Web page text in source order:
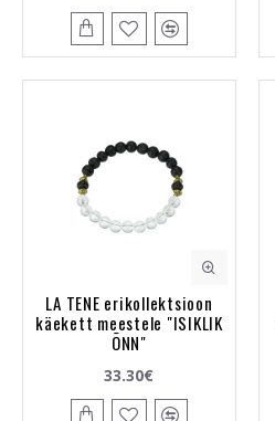
LA TENE erikollektsioon
käekett meestele "ISIKLIK
ÕNN"
33.30€